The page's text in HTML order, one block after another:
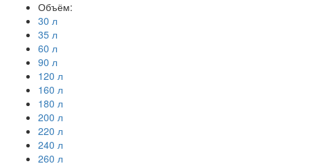
Объём:
30 л
35 л
60 л
90 л
120 л
160 л
180 л
200 л
220 л
240 л
260 л